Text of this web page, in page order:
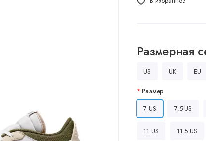
Размерная
US UK EU
Размер
7 US
7.5 US
11 US 11.5 US